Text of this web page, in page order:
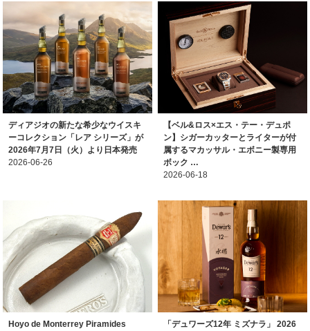
ディアジオの新たな希少なウイスキ
ーコレクション「レア シリーズ」が
2026年7月7日（火）より日本発売
2026-06-26
【ベル&ロス×エス・テー・デュポ
ン】シガーカッターとライターが付
属するマカッサル・エボニー製専用
ボック …
2026-06-18
Hoyo de Monterrey Piramides
「デュワーズ12年 ミズナラ」 2026